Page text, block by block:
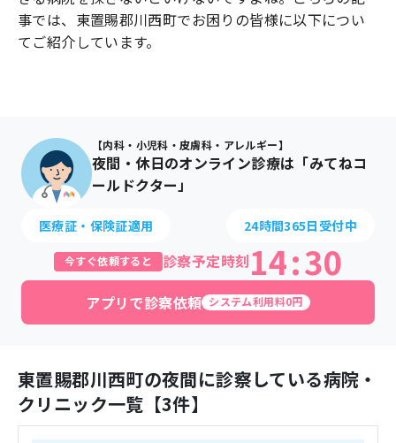
事では、 東置賜郡川西町でお困りの皆様に以下につい
てご紹介しています。
【内科・小児科・皮膚科・アレルギー】
夜間・休日のオンライン診療は「みてねコ
ールドクター」
医療証・保険証適用 24時間365日受付中
今すぐ依頼すると 診察予定時刻14:30
アプリで診察依頼 システム利用料0円
東置賜郡川西町の夜間に診察している病院・
クリニック一覧【3件】